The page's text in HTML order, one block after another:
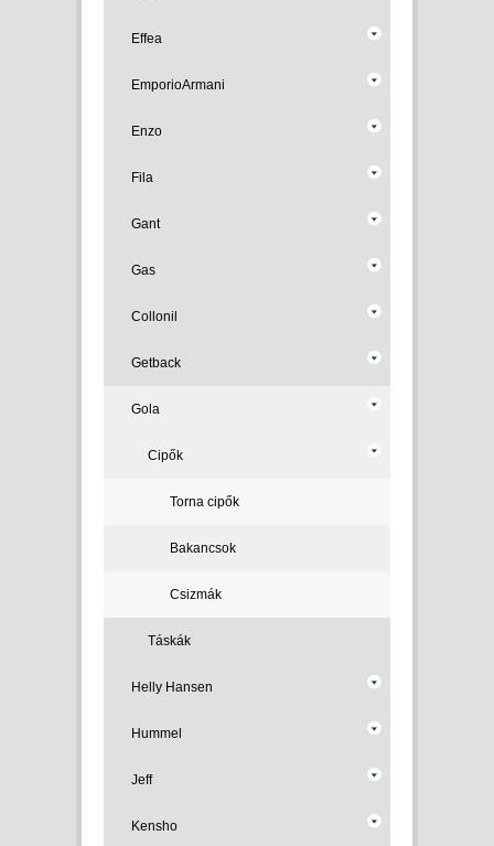
Effea
EmporioArmani
Enzo
Fila
Gant
Gas
Collonil
Getback
Gola
Cipők
Torna cipők
Bakancsok
Csizmák
Táskák
Helly Hansen
Hummel
Jeff
Kensho